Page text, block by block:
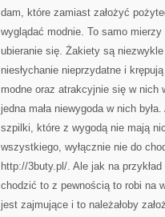
dam, które zamiast założyć
wyglądać modnie. To samo
ubieranie się. Żakiety są
niesłychanie nieprzydatne i
modne oraz atrakcyjnie się w
jedna mała niewygoda w nich
szpilki, które z wygodą nie mają
wszystkiego, wyłącznie nie do
http://3buty.pl/. Ale jak na
chodzić to z pewnością to robi na
jest zajmujące i to należałoby